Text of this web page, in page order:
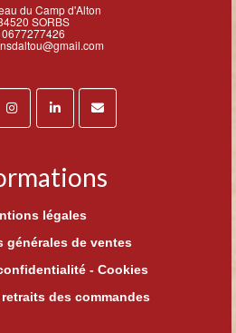
du Camp d'Alton
SORBS
0677277426
légales
générales de ventes
- Cookies
des commandes